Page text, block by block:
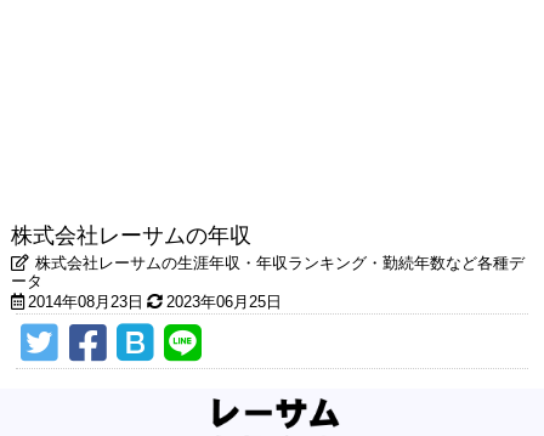
株式会社レーサムの年収
株式会社レーサムの生涯年収・年収ランキング・勤続年数など各種デ
ータ
2014年08月23日
2023年06月25日